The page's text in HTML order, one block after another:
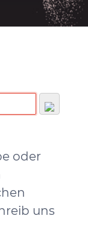
oder
uns